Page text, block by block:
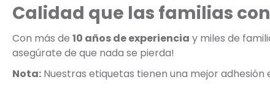
Calidad que las familias
Con más de 10 años de experiencia y miles de
asegúrate de que nada se pierda!
Nota: Nuestras etiquetas tienen una mejor adhesión